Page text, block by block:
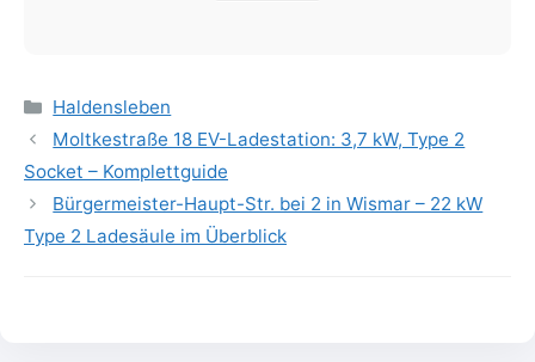
Categories
Haldensleben
Moltkestraße 18 EV-Ladestation: 3,7 kW, Type 2
Socket – Komplettguide
Bürgermeister-Haupt-Str. bei 2 in Wismar – 22 kW
Type 2 Ladesäule im Überblick